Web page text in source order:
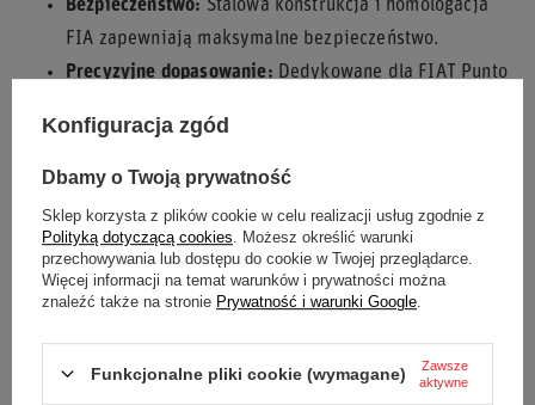
Bezpieczeństwo: Stalowa konstrukcja i homologacja
FIA zapewniają maksymalne bezpieczeństwo.
Precyzyjne dopasowanie: Dedykowane dla FIAT Punto
Trwałość:
Wykonane z wysokiej jakości materiałów,
gwarantujących długą żywotność.
Renoma Marki: Produkty Sparco są cenione przez
profesjonalistów w sportach motorowych.
Zainwestuj w bezpieczeństwo i stabilność swojego fotela
sportowego dzięki mocowaniu Sparco dedykowanemu dla
FIAT Punto 188.
Konfiguracja zgód
Dbamy o Twoją prywatność
Sklep korzysta z plików cookie w celu realizacji usług zgodnie z
Polityką dotyczącą cookies . Możesz określić warunki
przechowywania lub dostępu do cookie w Twojej przeglądarce.
Więcej informacji na temat warunków i prywatności można
znaleźć także na stronie Prywatność i warunki Google
Funkcjonalne pliki cookie (wymagane)
Zawsze
aktywne